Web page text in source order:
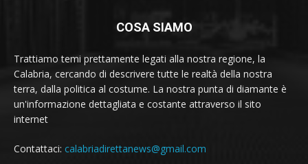
COSA SIAMO
Trattiamo temi prettamente legati alla nostra regione, la
Calabria, cercando di descrivere tutte le realtà della nostra
terra, dalla politica al costume. La nostra punta di diamante è
un'informazione dettagliata e costante attraverso il sito
internet
Contattaci: calabriadirettanews@gmail.com